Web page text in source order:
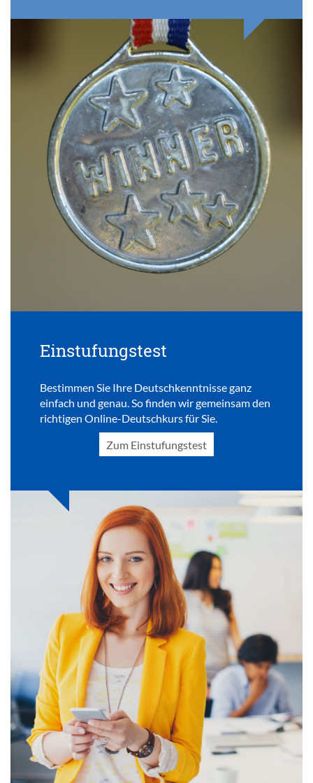
Einstufungstest
Bestimmen Sie Ihre Deutschkenntnisse ganz
einfach und genau. So finden wir gemeinsam den
richtigen Online-Deutschkurs für Sie.
Zum Einstufungstest